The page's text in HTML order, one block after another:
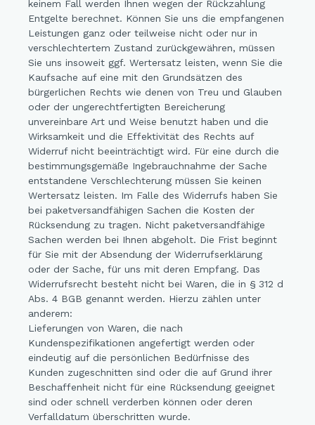
keinem Fall werden Ihnen wegen der Rückzahlung
Entgelte berechnet. Können Sie uns die empfangenen
Leistungen ganz oder teilweise nicht oder nur in
verschlechtertem Zustand zurückgewähren, müssen
Sie uns insoweit ggf. Wertersatz leisten, wenn Sie die
Kaufsache auf eine mit den Grundsätzen des
bürgerlichen Rechts wie denen von Treu und Glauben
oder der ungerechtfertigten Bereicherung
unvereinbare Art und Weise benutzt haben und die
Wirksamkeit und die Effektivität des Rechts auf
Widerruf nicht beeinträchtigt wird. Für eine durch die
bestimmungsgemäße Ingebrauchnahme der Sache
entstandene Verschlechterung müssen Sie keinen
Wertersatz leisten. Im Falle des Widerrufs haben Sie
bei paketversandfähigen Sachen die Kosten der
Rücksendung zu tragen. Nicht paketversandfähige
Sachen werden bei Ihnen abgeholt. Die Frist beginnt
für Sie mit der Absendung der Widerrufserklärung
oder der Sache, für uns mit deren Empfang. Das
Widerrufsrecht besteht nicht bei Waren, die in § 312 d
Abs. 4 BGB genannt werden. Hierzu zählen unter
anderem:
Lieferungen von Waren, die nach
Kundenspezifikationen angefertigt werden oder
eindeutig auf die persönlichen Bedürfnisse des
Kunden zugeschnitten sind oder die auf Grund ihrer
Beschaffenheit nicht für eine Rücksendung geeignet
sind oder schnell verderben können oder deren
Verfalldatum überschritten wurde.